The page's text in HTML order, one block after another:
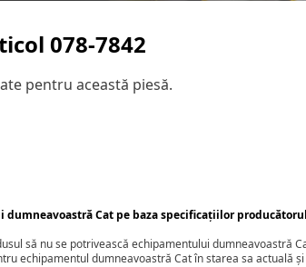
078-7842
pentru această piesă.
Cat pe baza specificațiilor
să nu se potrivească echipamentului dumneavoastră
echipamentul dumneavoastră Cat în starea sa actuală